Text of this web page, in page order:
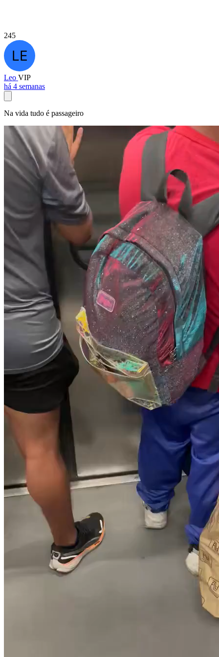
245
Leo VIP
há 4 semanas
Na vida tudo é passageiro